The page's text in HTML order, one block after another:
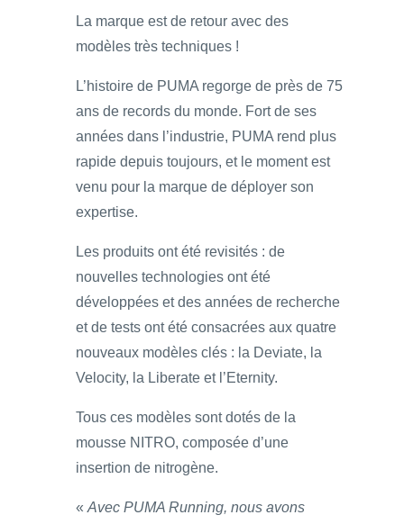
La marque est de retour avec des
modèles très techniques !
L’histoire de PUMA regorge de près de 75
ans de records du monde. Fort de ses
années dans l’industrie, PUMA rend plus
rapide depuis toujours, et le moment est
venu pour la marque de déployer son
expertise.
Les produits ont été revisités : de
nouvelles technologies ont été
développées et des années de recherche
et de tests ont été consacrées aux quatre
nouveaux modèles clés : la Deviate, la
Velocity, la Liberate et l’Eternity.
Tous ces modèles sont dotés de la
mousse NITRO, composée d’une
insertion de nitrogène.
«Avec PUMA Running, nous avons